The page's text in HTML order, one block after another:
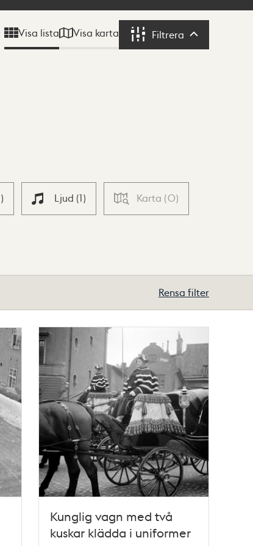
Visa lista Visa karta Filtrera Filtrera
) Ljud (1) Karta (0)
Rensa filter
Kunglig vagn med två
kuskar klädda i uniformer